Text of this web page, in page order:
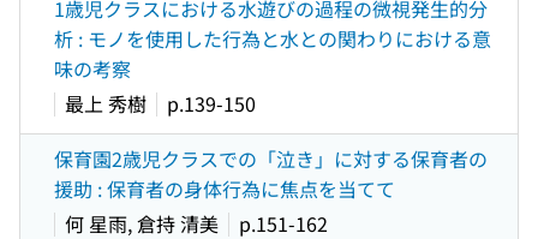
1歳児クラスにおける水遊びの過程の微視発生的分
析 : モノを使用した行為と水との関わりにおける意
味の考察
最上 秀樹
p.139-150
保育園2歳児クラスでの「泣き」に対する保育者の
援助 : 保育者の身体行為に焦点を当てて
何 星雨, 倉持 清美
p.151-162